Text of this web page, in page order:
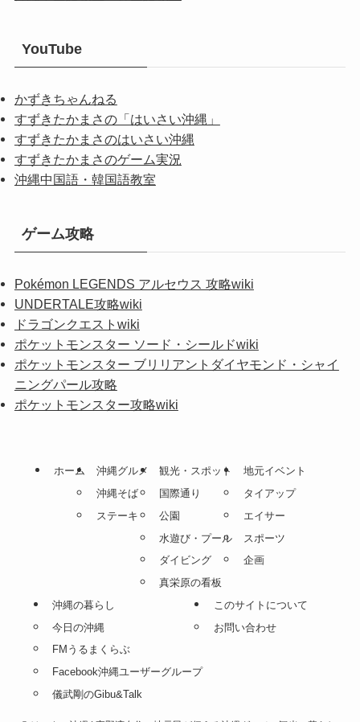
YouTube
かずきちゃんねる
すずきたかまさの「はいさい沖縄」
すずきたかまさのはいさい沖縄
すずきたかまさのゲーム実況
沖縄中国語・韓国語教室
ゲーム攻略
Pokémon LEGENDS アルセウス 攻略wiki
UNDERTALE攻略wiki
ドラゴンクエストwiki
ポケットモンスター ソード・シールドwiki
ポケットモンスター ブリリアントダイヤモンド・シャイ
ニングパール攻略
ポケットモンスター攻略wiki
ホーム
沖縄グルメ
沖縄そば
ステーキ
観光・スポット
国際通り
公園
水遊び・プール
ダイビング
真栄原の看板
地元イベント
タイアップ
エイサー
スポーツ
企画
沖縄の暮らし
今日の沖縄
FMうるまくらぶ
Facebook沖縄ユーザーグループ
儀武剛のGibu&Talk
このサイトについて
お問い合わせ